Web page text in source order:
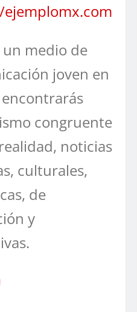
un medio de
joven en
congruente
noticias
culturales,
de
y